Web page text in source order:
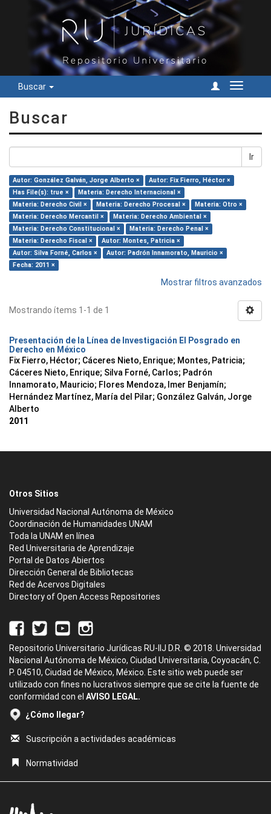
Buscar
Cambiar
Buscar
Ir
Autor: González Galván, Jorge Alberto ×
Autor: Fix Fierro, Héctor ×
Has File(s): true ×
Materia: Derecho Internacional ×
Materia: Derecho Civil ×
Materia: Derecho Procesal ×
Materia: Otro ×
Materia: Derecho Mercantil ×
Materia: Derecho Ambiental ×
Materia: Derecho Constitucional ×
Materia: Derecho Penal ×
Materia: Derecho Fiscal ×
Autor: Montes, Patricia ×
Autor: Silva Forné, Carlos ×
Autor: Padrón Innamorato, Mauricio ×
Fecha: 2011 ×
Mostrar filtros avanzados
Mostrando ítems 1-1 de 1
Presentación de la Línea de Investigación El Posgrado en
Derecho en México
Fix Fierro, Héctor; Cáceres Nieto, Enrique; Montes, Patricia;
Cáceres Nieto, Enrique; Silva Forné, Carlos; Padrón
Innamorato, Mauricio; Flores Mendoza, Imer Benjamín;
Hernández Martínez, María del Pilar; González Galván, Jorge
Alberto
2011
Otros Sitios
Universidad Nacional Autónoma de México
Coordinación de Humanidades UNAM
Toda la UNAM en línea
Red Universitaria de Aprendizaje
Portal de Datos Abiertos
Dirección General de Bibliotecas
Red de Acervos Digitales
Directory of Open Access Repositories
Repositorio Universitario Jurídicas RU-IIJ D.R. © 2018. Universidad
Nacional Autónoma de México, Ciudad Universitaria, Coyoacán, C.
P. 04510, Ciudad de México, México. Este sitio web puede ser
utilizado con fines no lucrativos siempre que se cite la fuente de
conformidad con el AVISO LEGAL.
¿Cómo llegar?
Suscripción a actividades académicas
Normatividad